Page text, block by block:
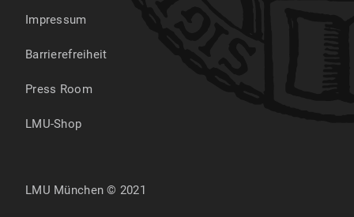
Impressum
Barrierefreiheit
Press Room
LMU-Shop
LMU München © 2021